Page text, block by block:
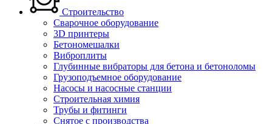
Строительство
Сварочное оборудование
3D принтеры
Бетономешалки
Виброплиты
Глубинные вибраторы для бетона и бетоноломы
Грузоподъемное оборудование
Насосы и насосные станции
Строительная химия
Трубы и фитинги
Снятое с производства